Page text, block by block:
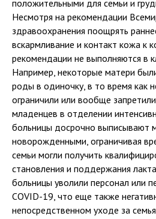
положительными для семьи и
Несмотря на рекомендации
здравоохранения поощрять
вскармливание и контакт кожа к
рекомендации не выполняются в
Например, некоторые матери
роды в одиночку, в то время как
ограничили или вообще
младенцев в отделении
больницы досрочно выписывают
новорожденными, ограничивая
семьи могли получить
становления и поддержания
больницы уволили персонал или
COVID-19, что еще также
непосредственном уходе за